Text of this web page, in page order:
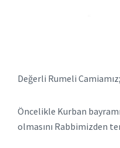
Değerli Rumeli Camiamız;
Öncelikle Kurban
olmasını Rabbimizden